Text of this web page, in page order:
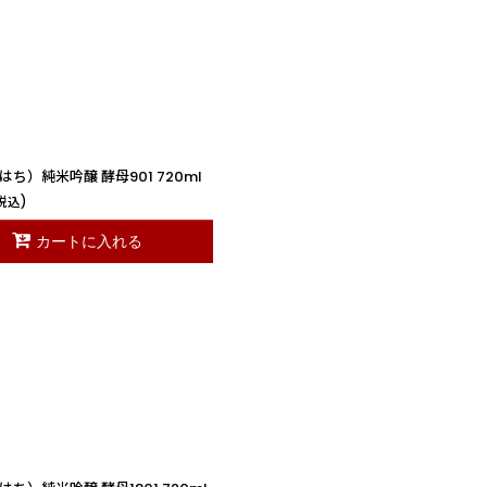
ち）純米吟醸 酵母901 720ml
込)
カートに入れる